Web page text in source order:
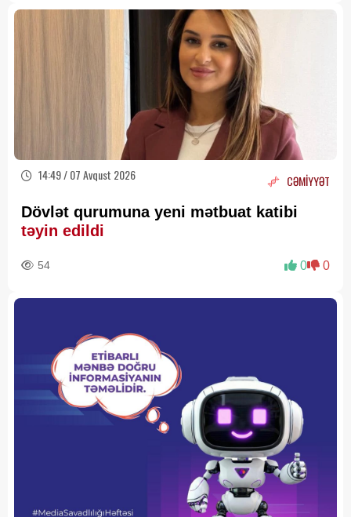
14:49 / 07 Avqust 2026 CƏMİYYƏT
Dövlət qurumuna yeni mətbuat katibi
təyin edildi
54 0 0